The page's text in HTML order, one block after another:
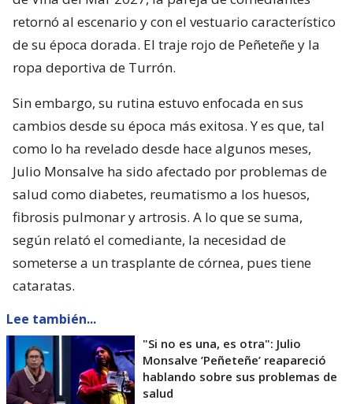
retornó al escenario y con el vestuario característico
de su época dorada. El traje rojo de Peñeteñe y la
ropa deportiva de Turrón.
Sin embargo, su rutina estuvo enfocada en sus
cambios desde su época más exitosa. Y es que, tal
como lo ha revelado desde hace algunos meses,
Julio Monsalve ha sido afectado por problemas de
salud como diabetes, reumatismo a los huesos,
fibrosis pulmonar y artrosis. A lo que se suma,
según relató el comediante, la necesidad de
someterse a un trasplante de córnea, pues tiene
cataratas.
Lee también...
"Si no es una, es otra": Julio
Monsalve ’Peñeteñe’ reapareció
hablando sobre sus problemas de
salud